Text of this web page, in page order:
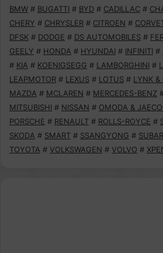
BMW # BUGATTI # BYD # CADILLAC #
CHERY # CHRYSLER # CITROEN #
DFSK # DODGE # DS AUTOMOBILES #
GEELY # HONDA # HYUNDAI # INFINITI #
# KIA # KOENIGSEGG # LAMBORGHINI #
LEAPMOTOR # LEXUS # LOTUS # LYNK &
MAZDA # MCLAREN # MERCEDES-BENZ
MITSUBISHI # NISSAN # OMODA &
PORSCHE # RENAULT # ROLLS-ROYCE #
SKODA # SMART # SSANGYONG #
TOYOTA # VOLKSWAGEN # VOLVO #